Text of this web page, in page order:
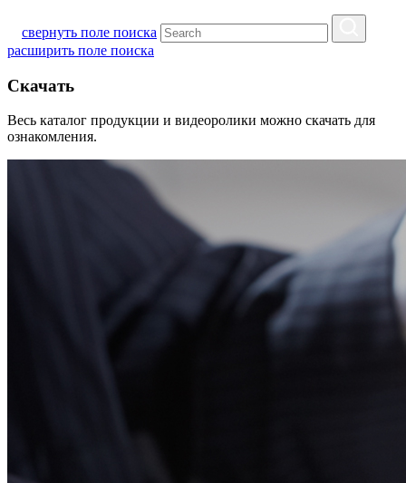
свернуть поле поиска
расширить поле поиска
Скачать
Весь каталог продукции и видеоролики можно скачать для
ознакомления.